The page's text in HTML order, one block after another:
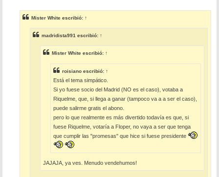
a
j
e
Mister White escribió: ↑
madridista991 escribió: ↑
Mister White escribió: ↑
roisiano escribió: ↑
Está el tema simpático.
Si yo fuese socio del Madrid (NO es el caso), votaba a
Riquelme, que, si llega a ganar (tampoco va a a ser el caso),
puede salirme gratis el abono.
pero lo que realmente es más divertido todavía es que, si
fuese Riquelme, votaría a Floper, no vaya a ser que tenga
que cumplir las "promesas" que hice si fuese presidente
JAJAJA, ya ves. Menudo vendehumos!